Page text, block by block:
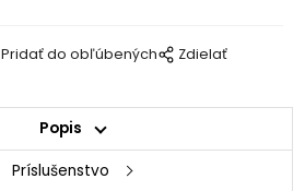
Pridať do obľúbených Zdielať
Popis
Príslušenstvo